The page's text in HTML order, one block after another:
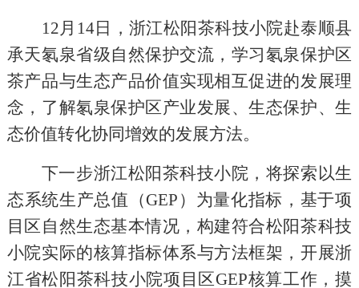
12月 14日，浙江松阳茶科技小院赴泰顺县
承天氡泉省级自然保护交流，学习氡泉保护区
茶产品与生态产品价值实现相互促进的发展理
念，了解氡泉保护区产业发展、生态保护、生
态价值转化协同增效的发展方法。
下一步浙江松阳茶科技小院，将探索以生
态系统生产总值（GEP ）为量化指标，基于项
目区自然生态基本情况，构建符合松阳茶科技
小院实际的核算指标体系与方法框架，开展浙
江省松阳茶科技小院项目区GEP核算工作，摸